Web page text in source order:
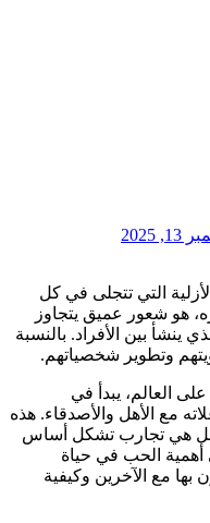
2025
هو شعور عميق يتجاوز
ينشأ بين الأفراد. بالنسبة
وتطوير شخصياتهم.
العالم، يبدأ في
مع الأهل والأصدقاء. هذه
هي تجارب تشكل أساس
أهمية الحب في حياة
بها مع الآخرين وكيفية